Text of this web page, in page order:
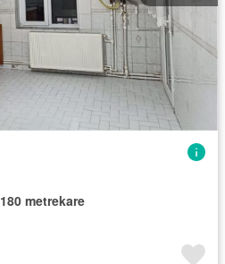
180 metrekare